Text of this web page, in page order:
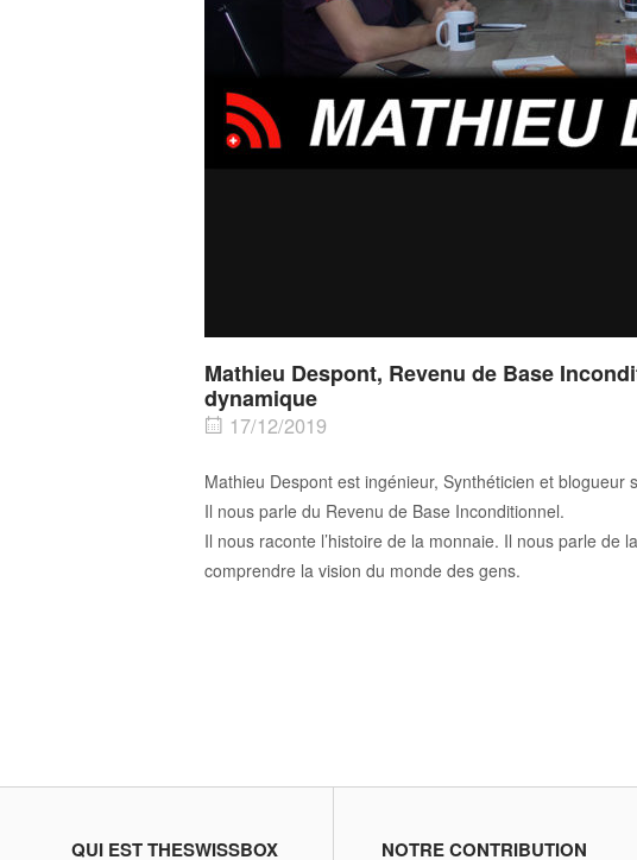
Mathieu Despont, Revenu de Base
dynamique
17/12/2019
Mathieu Despont est ingénieur, Synthéticien et blogueur
Il nous parle du Revenu de Base Inconditionnel.
Il nous raconte l’histoire de la monnaie. Il nous parle de
comprendre la vision du monde des gens.
QUI EST THESWISSBOX NOTRE CONTRIBUTION